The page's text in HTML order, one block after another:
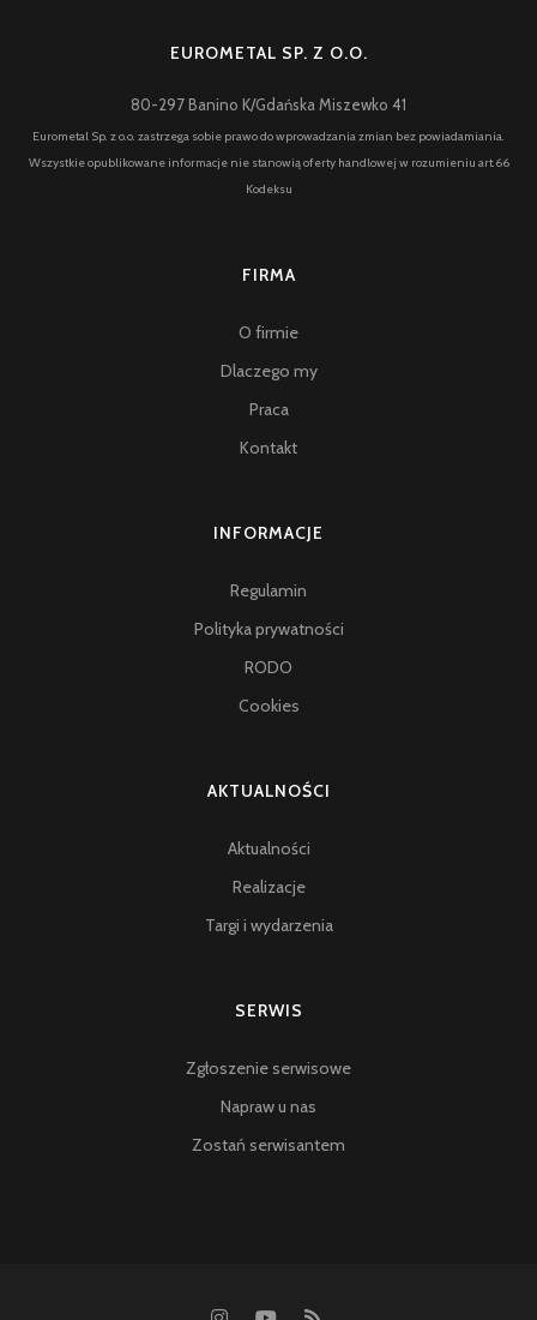
EUROMETAL SP. Z O.O.
80-297 Banino K/Gdańska Miszewko 41
Eurometal Sp. z o.o. zastrzega sobie prawo do wprowadzania zmian bez powiadamiania.
Wszystkie opublikowane informacje nie stanowią oferty handlowej w rozumieniu art.66
Kodeksu
FIRMA
O firmie
Dlaczego my
Praca
Kontakt
INFORMACJE
Regulamin
Polityka prywatności
RODO
Cookies
AKTUALNOŚCI
Aktualności
Realizacje
Targi i wydarzenia
SERWIS
Zgłoszenie serwisowe
Napraw u nas
Zostań serwisantem